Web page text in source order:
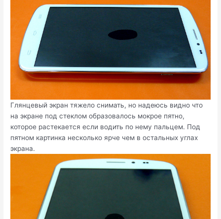
Глянцевый экран тяжело снимать, но надеюсь видно что
на экране под стеклом образовалось мокрое пятно,
которое растекается если водить по нему пальцем. Под
пятном картинка несколько ярче чем в остальных углах
экрана.